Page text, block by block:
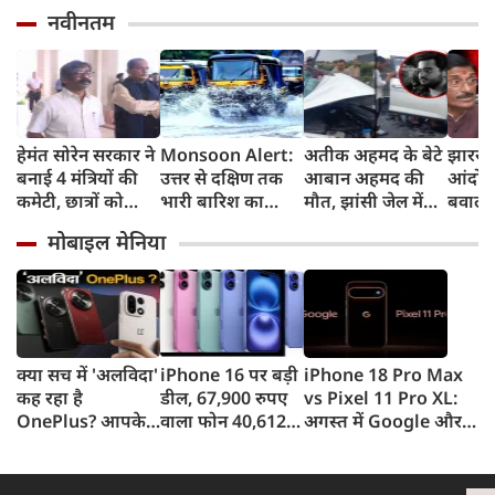
नवीनतम
हेमंत सोरेन सरकार ने
बनाई 4 मंत्रियों की
कमेटी, छात्रों को
Monsoon Alert:
उत्तर से दक्षिण तक
भारी बारिश का
भूस्खलन और मैदानी
इलाकों में बाढ़ का
खतरा
अतीक अहमद के बेटे
आबान अहमद की
मौत, झांसी जेल में
अहमद से मिलने जा
रहा था
मोबाइल मेनिया
क्या सच में 'अलविदा'
कह रहा है
OnePlus? आपके
iPhone 16 पर बड़ी
डील, 67,900 रुपए
वाला फोन 40,612
iPhone 18 Pro Max
vs Pixel 11 Pro XL:
अगस्त में Google और